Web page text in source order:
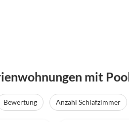
mit
Bewertung Anzahl Schlafzimmer